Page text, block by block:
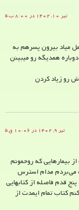
تیر ۱۰, ۱۴۰۲ در ۸:۰۰ ب.ظ
میاد بیرون پسرهم به
همدیگه رو میبینن
رو زیاد کردن
تیر ۹, ۱۴۰۲ در ۱۰:۰۶ ق.ظ
بیمارهایی که روحمونم
می‌بردم مدام استرس
قدم فاصله از کتابهایی
کتاب تمام ایمدت از